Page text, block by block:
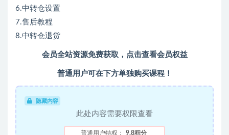
6.中转仓设置
7.售后教程
8.中转仓退货
会员全站资源免费获取，点击查看会员权益
普通用户可在下方单独购买课程！
隐藏内容
此处内容需要权限查看
普通用户特权： 9.8积分